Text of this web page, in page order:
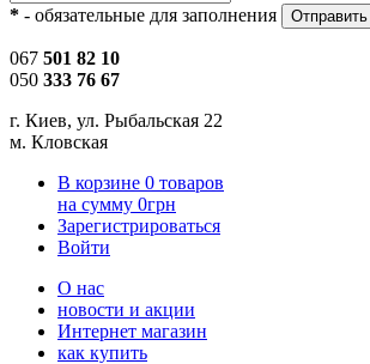
* - обязательные для заполнения
067 501 82 10
050 333 76 67
г. Киев, ул. Рыбальская 22
м. Кловская
В корзине 0 товаров
на сумму 0грн
Зарегистрироваться
Войти
О нас
новости и акции
Интернет магазин
как купить